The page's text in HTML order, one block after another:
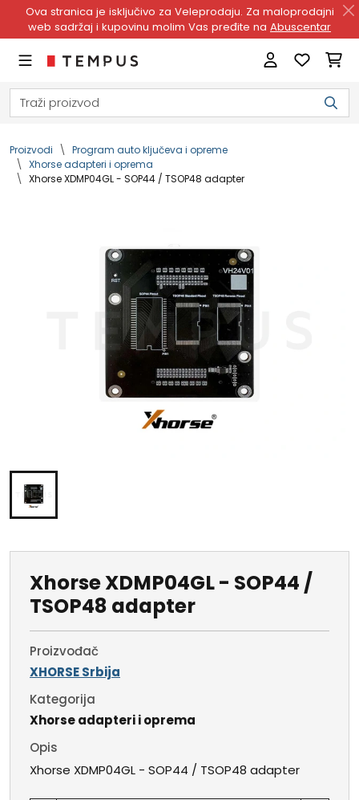
Ova stranica je isključivo za Veleprodaju. Za maloprodajni
web sadržaj i kupovinu molim Vas pređite na Abuscentar
Proizvodi
Program auto ključeva i opreme
Xhorse adapteri i oprema
Xhorse XDMP04GL - SOP44 / TSOP48 adapter
Xhorse XDMP04GL - SOP44 /
TSOP48 adapter
Proizvođač
XHORSE Srbija
Kategorija
Xhorse adapteri i oprema
Opis
Xhorse XDMP04GL - SOP44 / TSOP48 adapter